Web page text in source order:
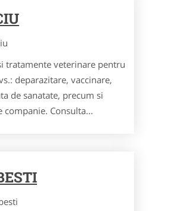
tratamente veterinare pentru
deparazitare, vaccinare,
de sanatate, precum si
Consulta...